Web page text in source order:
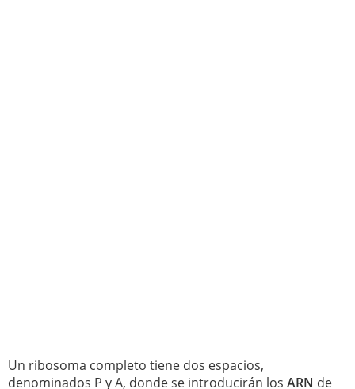
Un ribosoma completo tiene dos espacios,
denominados P y A, donde se introducirán los ARN de